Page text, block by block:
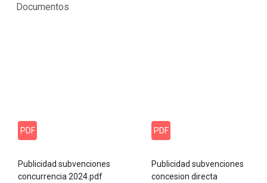
Documentos
PDF
Publicidad subvenciones
concurrencia 2024.pdf
PDF
Publicidad subvenciones
concesion directa